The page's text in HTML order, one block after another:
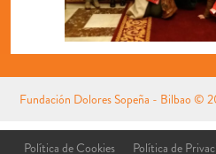
Fundación Dolores Sopeña - Bilbao ©
reservados Aviso Legal
Política de Cookies Política de